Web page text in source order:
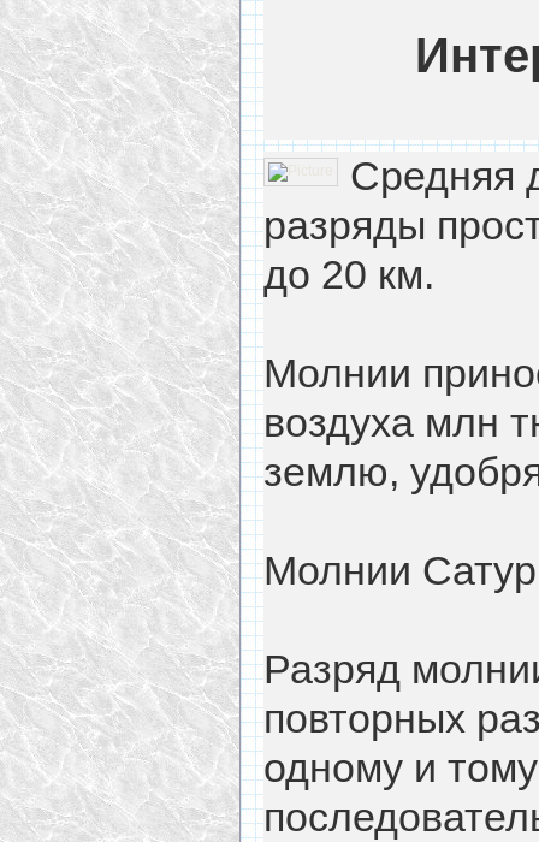
Средняя
разряды
до 20 км.
Молнии
воздуха млн
землю,
Молнии
Разряд
повторных
одному и